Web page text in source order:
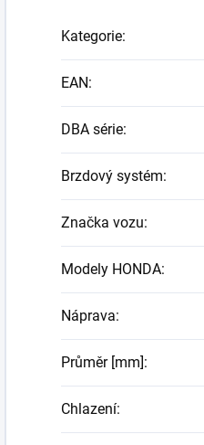
Kategorie:
EAN:
DBA série:
Brzdový systém:
Značka vozu:
Modely HONDA:
Náprava:
Průměr [mm]:
Chlazení: